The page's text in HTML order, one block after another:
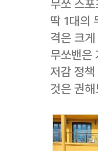
무쏘 스
딱 1대의
격은 크
무쏘밴은
저감 정
것은 권